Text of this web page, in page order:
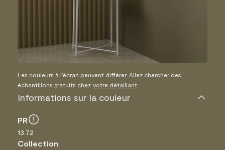
Les couleurs à l’écran peuvent différer. Allez chercher des
échantillons gratuits chez votre détaillant
Informations sur la couleur
PR
13.72
Collection